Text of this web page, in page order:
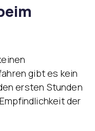
gibt es kein
ersten Stunden
der